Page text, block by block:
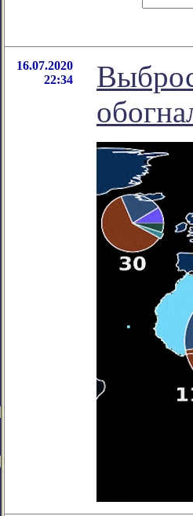
16.07.2020
22:34